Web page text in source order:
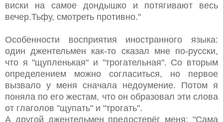
виски на самое дондышко и потягивают весь
вечер.Тьфу, смотреть противно."
Особенности восприятия иностранного языка:
один джентельмен как-то сказал мне по-русски,
что я "щупленькая" и "трогательная". Со вторым
определением можно согласиться, но первое
вызвало у меня сначала недоумение. Потом я
поняла по его жестам, что он образовал эти слова
от глаголов "щупать" и "трогать".
А другой джентельмен предостерёг меня: "Сама